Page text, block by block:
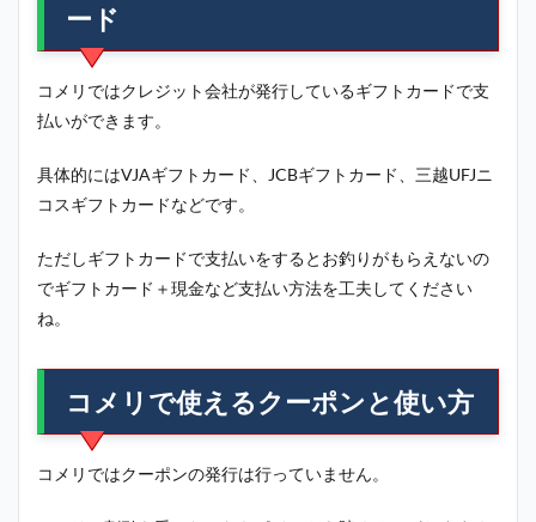
ード
コメリではクレジット会社が発行しているギフトカードで支
払いができます。
具体的にはVJAギフトカード、JCBギフトカード、三越UFJニ
コスギフトカードなどです。
ただしギフトカードで支払いをするとお釣りがもらえないの
でギフトカード＋現金など支払い方法を工夫してください
ね。
コメリで使えるクーポンと使い方
コメリではクーポンの発行は行っていません。